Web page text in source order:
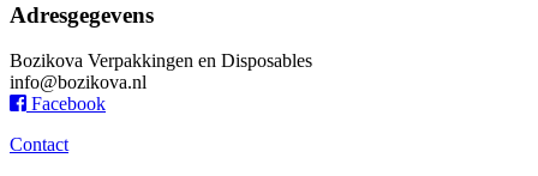
Adresgegevens
Bozikova Verpakkingen en Disposables
info@bozikova.nl
Facebook
Contact